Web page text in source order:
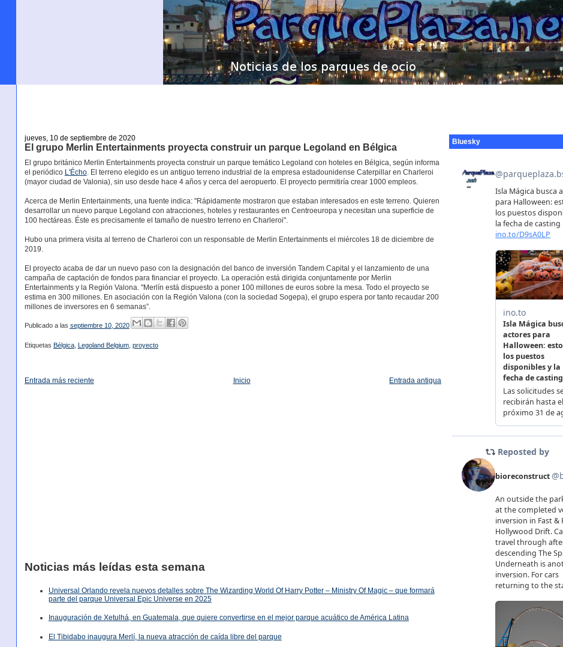
jueves, 10 de septiembre de 2020
El grupo Merlin Entertainments proyecta construir un parque Legoland en Bélgica
El grupo británico Merlin Entertainments proyecta construir un parque temático Legoland con hoteles en Bélgica, según informa
el periódico L'Écho. El terreno elegido es un antiguo terreno industrial de la empresa estadounidense Caterpillar en Charleroi
(mayor ciudad de Valonia), sin uso desde hace 4 años y cerca del aeropuerto. El proyecto permitiría crear 1000 empleos.
Acerca de Merlin Entertainments, una fuente indica: "Rápidamente mostraron que estaban interesados ​​en este terreno. Quieren
desarrollar un nuevo parque Legoland con atracciones, hoteles y restaurantes en Centroeuropa y necesitan una superficie de
100 hectáreas. Éste es precisamente el tamaño de nuestro terreno en Charleroi".
Hubo una primera visita al terreno de Charleroi con un responsable de Merlin Entertainments el miércoles 18 de diciembre de
2019.
El proyecto acaba de dar un nuevo paso con la designación del banco de inversión Tandem Capital y el lanzamiento de una
campaña de captación de fondos para financiar el proyecto. La operación está dirigida conjuntamente por Merlin
Entertainments y la Región Valona. "Merlín está dispuesto a poner 100 millones de euros sobre la mesa. Todo el proyecto se
estima en 300 millones. En asociación con la Región Valona (con la sociedad Sogepa), el grupo espera por tanto recaudar 200
millones de inversores en 6 semanas”.
Publicado a las septiembre 10, 2020
Etiquetas Bélgica, Legoland Belgium, proyecto
Entrada más reciente Entrada antigua
Inicio
Noticias más leídas esta semana
Universal Orlando revela nuevos detalles sobre The Wizarding World Of Harry Potter – Ministry Of Magic – que formará
parte del parque Universal Epic Universe en 2025
Inauguración de Xetulhá, en Guatemala, que quiere convertirse en el mejor parque acuático de América Latina
El Tibidabo inaugura Merlí, la nueva atracción de caída libre del parque
Bluesky